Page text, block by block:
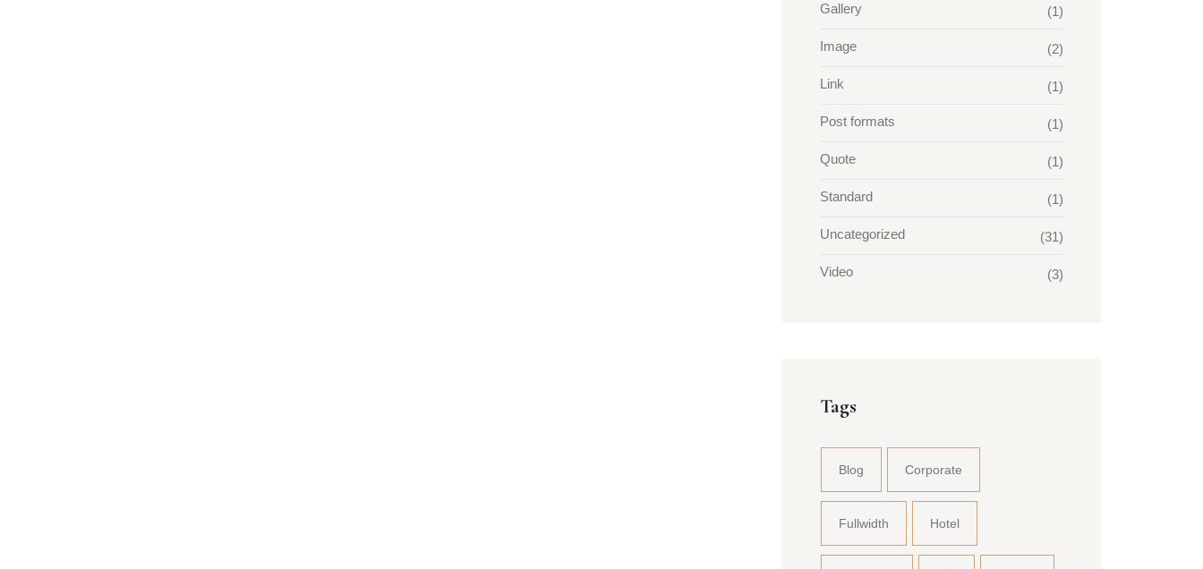
Gallery (1)
Image (2)
Link (1)
Post formats (1)
Quote (1)
Standard (1)
Uncategorized (31)
Video (3)
Tags
Blog Corporate
Fullwidth Hotel